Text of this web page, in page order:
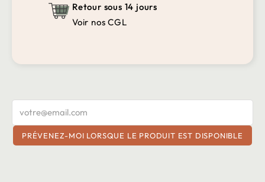
Retour sous 14 jours
Voir nos CGL
PRÉVENEZ-MOI LORSQUE LE PRODUIT EST DISPONIBLE